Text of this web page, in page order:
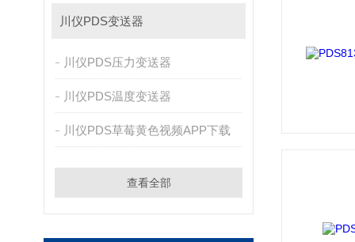
川仪PDS变送器
川仪PDS压力变送器
川仪PDS温度变送器
川仪PDS草莓黄色视频APP下载
查看全部